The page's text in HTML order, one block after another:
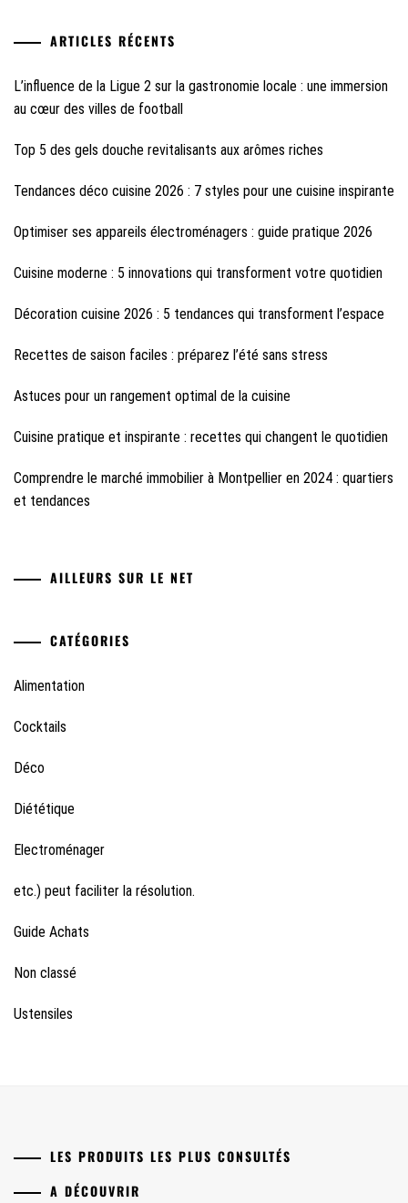
ARTICLES RÉCENTS
L’influence de la Ligue 2 sur la gastronomie locale : une immersion
au cœur des villes de football
Top 5 des gels douche revitalisants aux arômes riches
Tendances déco cuisine 2026 : 7 styles pour une cuisine inspirante
Optimiser ses appareils électroménagers : guide pratique 2026
Cuisine moderne : 5 innovations qui transforment votre quotidien
Décoration cuisine 2026 : 5 tendances qui transforment l’espace
Recettes de saison faciles : préparez l’été sans stress
Astuces pour un rangement optimal de la cuisine
Cuisine pratique et inspirante : recettes qui changent le quotidien
Comprendre le marché immobilier à Montpellier en 2024 : quartiers
et tendances
AILLEURS SUR LE NET
CATÉGORIES
Alimentation
Cocktails
Déco
Diététique
Electroménager
etc.) peut faciliter la résolution.
Guide Achats
Non classé
Ustensiles
LES PRODUITS LES PLUS CONSULTÉS
A DÉCOUVRIR